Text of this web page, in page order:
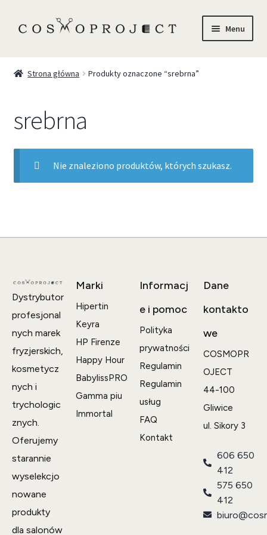
Menu
Trychologia
O Nas
Szkolenia
Strona główna Produkty oznaczone “srebrna”
srebrna
Nie znaleziono produktów, których szukasz.
Dystrybutor
profesjonal
nych marek
fryzjerskich,
kosmetycz
nych i
trychologic
znych.
Oferujemy
starannie
wyselekcjo
nowane
produkty
dla salonów
Marki
Hipertin
Keyra
HP Firenze
Happy Hour
BabylissPRO
Gamma piu
Immortal
Informacj
e i pomoc
Polityka
prywatności
Regulamin
Regulamin
usług
FAQ
Kontakt
Dane
kontakto
we
COSMOPR
OJECT
44-100
Gliwice
ul. Sikory 3
606 650
412
575 650
412